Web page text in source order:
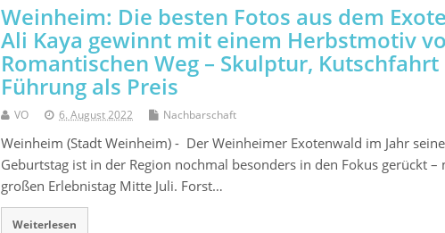
Weinheim: Die besten Fotos aus dem
Ali Kaya gewinnt mit einem Herbstmotiv
Romantischen Weg – Skulptur, Kutschfahrt
Führung als Preis
VO 6. August 2022 Nachbarschaft
Weinheim (Stadt Weinheim) - Der Weinheimer Exotenwald im Jahr
Geburtstag ist in der Region nochmal besonders in den Fokus gerückt –
großen Erlebnistag Mitte Juli. Forst…
Weiterlesen